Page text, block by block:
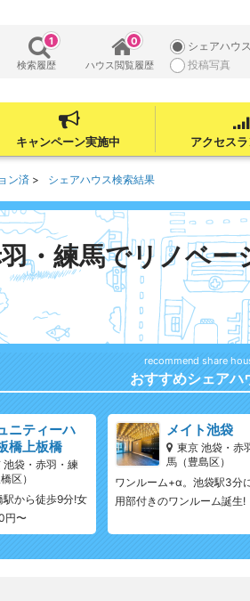
検索履歴
1
ハウス閲覧履歴
0
シェアハウス
投稿写真
キャンペーン実施中 アクセス
ン済 シェアハウス検索結果
・練馬でリノベ
おすすめシェアハ
ニティーハ
橋上板橋
池袋・赤羽・練
区）
から徒歩9分!女
円〜
メイト池袋
東京 池袋・赤
馬（豊島区）
ワンルーム+α。池袋駅3分
用部付きのワンルーム誕生!